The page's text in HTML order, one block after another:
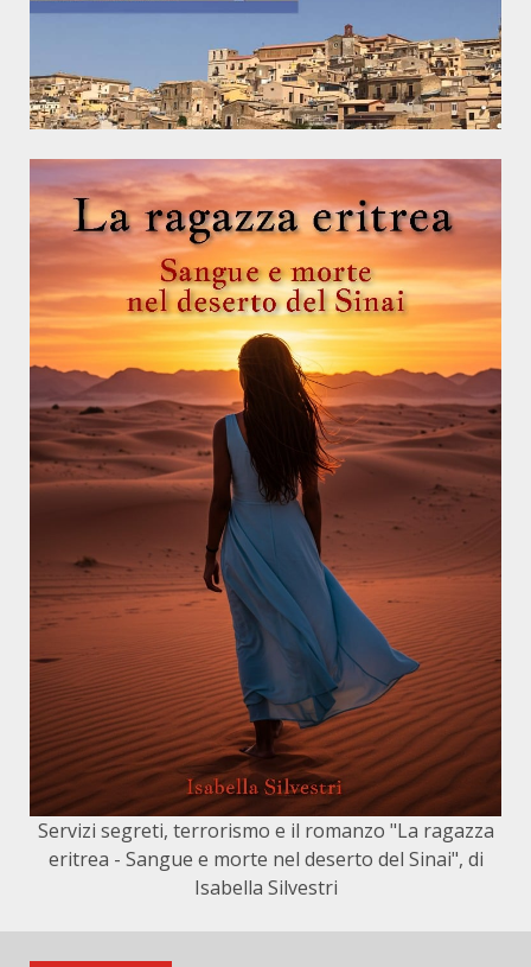
Servizi segreti, terrorismo e il romanzo "La ragazza
eritrea - Sangue e morte nel deserto del Sinai", di
Isabella Silvestri